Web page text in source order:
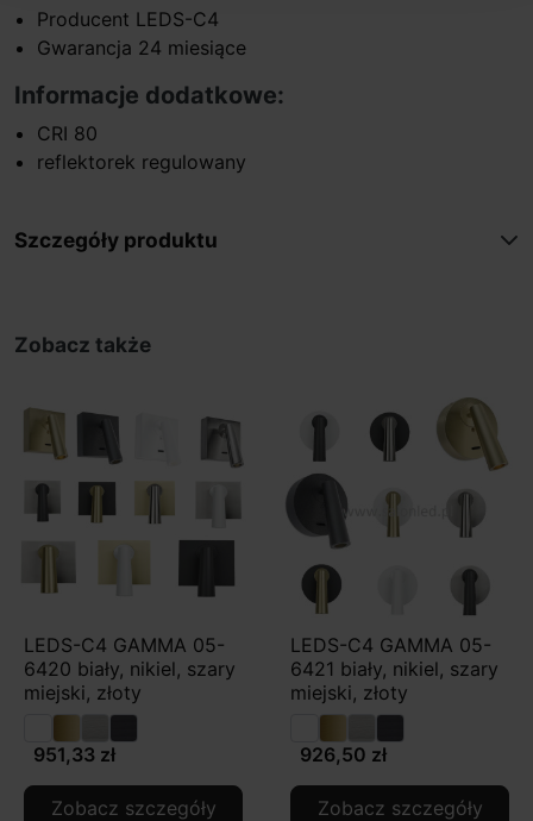
Producent LEDS-C4
Gwarancja 24 miesiące
Informacje dodatkowe:
CRI 80
reflektorek regulowany
Szczegóły produktu
Zobacz także
LEDS-C4 GAMMA 05-
6420 biały, nikiel, szary
miejski, złoty
951,33 zł
Zobacz szczegóły
LEDS-C4 GAMMA 05-
6421 biały, nikiel, szary
miejski, złoty
926,50 zł
Zobacz szczegóły